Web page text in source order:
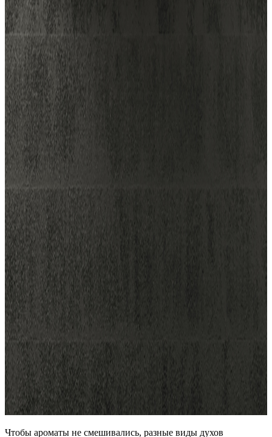
Чтобы ароматы не смешивались, разные виды духов